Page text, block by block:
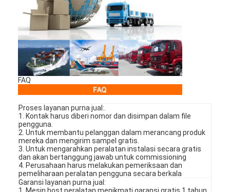
FAQ
Proses layanan purna jual:.
1. Kontak harus diberi nomor dan disimpan dalam file
pengguna.
2. Untuk membantu pelanggan dalam merancang produk
mereka dan mengirim sampel gratis.
3. Untuk mengarahkan peralatan instalasi secara gratis
dan akan bertanggung jawab untuk commissioning
4. Perusahaan harus melakukan pemeriksaan dan
pemeliharaan peralatan pengguna secara berkala
Garansi layanan purna jual:
1. Mesin host peralatan menikmati garansi gratis 1 tahun